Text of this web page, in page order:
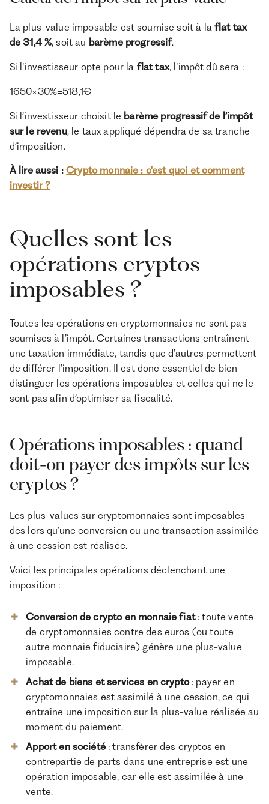
La plus-value imposable est soumise soit à la flat tax
de 31,4 %, soit au barème progressif.
Si l’investisseur opte pour la flat tax, l’impôt dû sera :
1650×30%=518,1€
Si l’investisseur choisit le barème progressif de l’impôt
sur le revenu, le taux appliqué dépendra de sa tranche
d’imposition.
À lire aussi :Crypto monnaie : c'est quoi et comment
investir ?
Quelles sont les
opérations cryptos
imposables ?
Toutes les opérations en cryptomonnaies ne sont pas
soumises à l’impôt. Certaines transactions entraînent
une taxation immédiate, tandis que d’autres permettent
de différer l’imposition. Il est donc essentiel de bien
distinguer les opérations imposables et celles qui ne le
sont pas afin d’optimiser sa fiscalité.
Opérations imposables : quand
doit-on payer des impôts sur les
cryptos ?
Les plus-values sur cryptomonnaies sont imposables
dès lors qu’une conversion ou une transaction assimilée
à une cession est réalisée.
Voici les principales opérations déclenchant une
imposition :
Conversion de crypto en monnaie fiat: toute vente
de cryptomonnaies contre des euros (ou toute
autre monnaie fiduciaire) génère une plus-value
imposable.
Achat de biens et services en crypto: payer en
cryptomonnaies est assimilé à une cession, ce qui
entraîne une imposition sur la plus-value réalisée au
moment du paiement.
Apport en société: transférer des cryptos en
contrepartie de parts dans une entreprise est une
opération imposable, car elle est assimilée à une
vente.